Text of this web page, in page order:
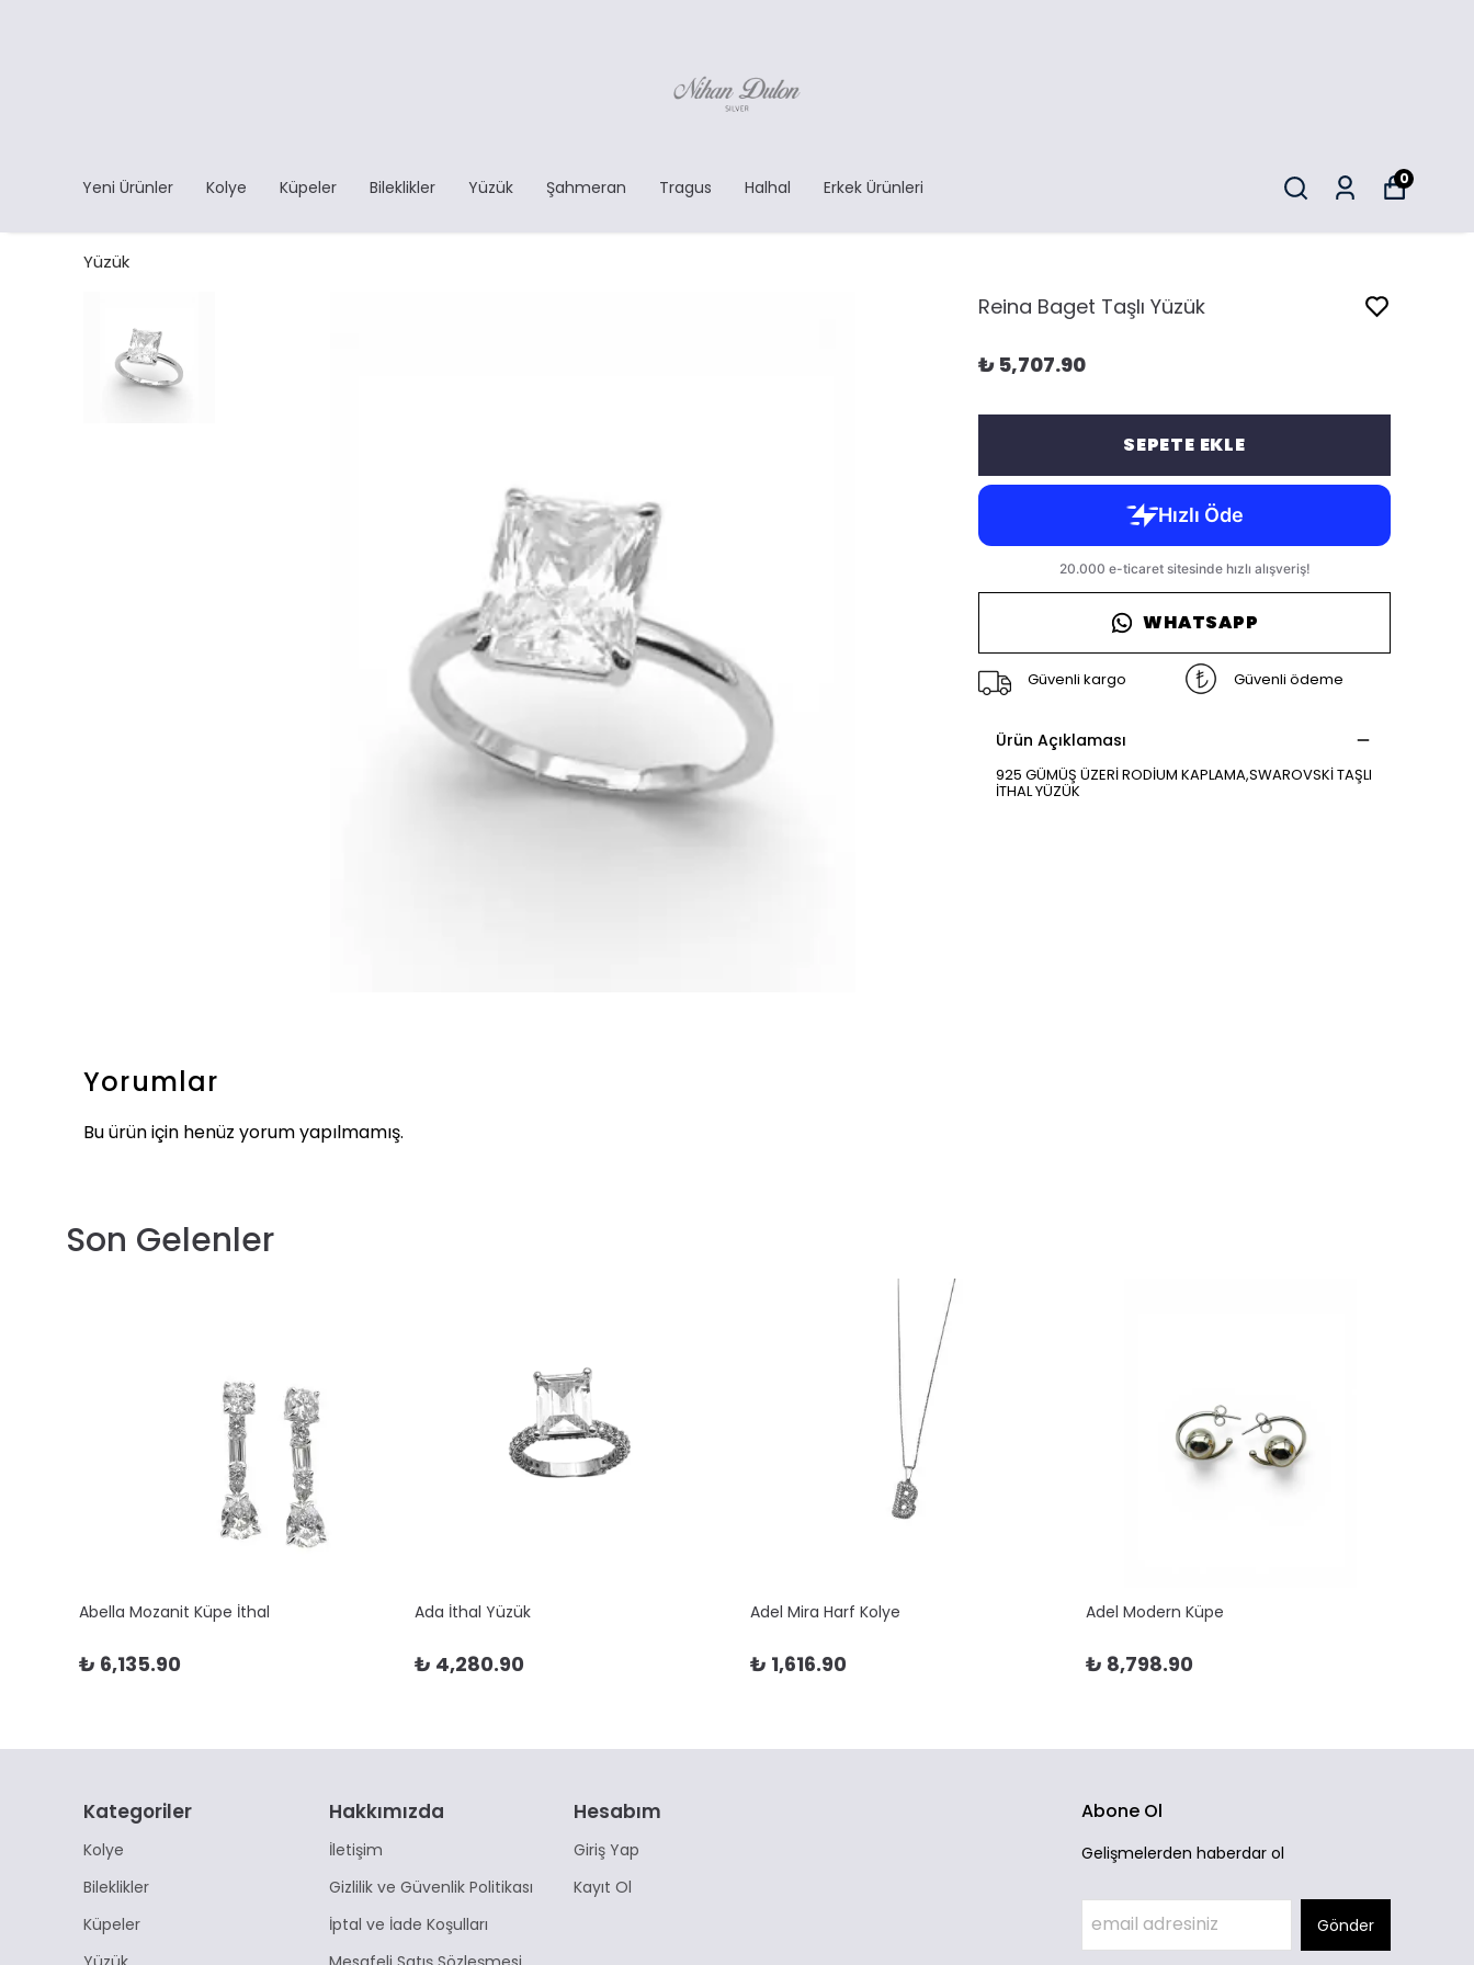
Yeni Ürünler Kolye Küpeler Bileklikler Yüzük Şahmeran Tragus Halhal Erkek Ürünleri 0
Yüzük
Reina Baget Taşlı Yüzük
₺ 5,707.90
SEPETE EKLE
WHATSAPP
Güvenli kargo Güvenli ödeme
Ürün Açıklaması
925 GÜMÜŞ ÜZERİ RODİUM KAPLAMA,SWAROVSKİ TAŞLI
İTHAL YÜZÜK
Yorumlar
Bu ürün için henüz yorum yapılmamış.
Son Gelenler
Abella Mozanit Küpe İthal
₺ 6,135.90
Ada İthal Yüzük
₺ 4,280.90
Adel Mira Harf Kolye
₺ 1,616.90
Adel Modern Küpe
₺ 8,798.90
Kategoriler
Kolye
Bileklikler
Küpeler
Hakkımızda
İletişim
Gizlilik ve Güvenlik Politikası
İptal ve İade Koşulları
Hesabım
Giriş Yap
Kayıt Ol
Abone Ol
Gelişmelerden haberdar ol
Gönder